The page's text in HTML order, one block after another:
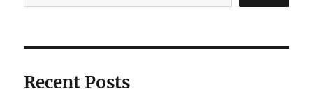
Recent Posts